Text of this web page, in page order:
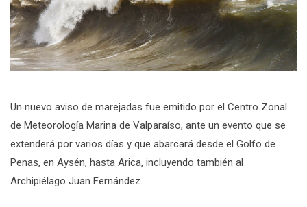
Un nuevo aviso de marejadas fue emitido por el Centro Zonal
de Meteorología Marina de Valparaíso, ante un evento que se
extenderá por varios días y que abarcará desde el Golfo de
Penas, en Aysén, hasta Arica, incluyendo también al
Archipiélago Juan Fernández.